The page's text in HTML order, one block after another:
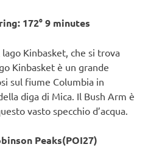
172° 9 minutes
Kinbasket, che si trova
Kinbasket è un grande
sul fiume Columbia in
diga di Mica. Il Bush Arm è
vasto specchio d’acqua.
Peaks(POI27)